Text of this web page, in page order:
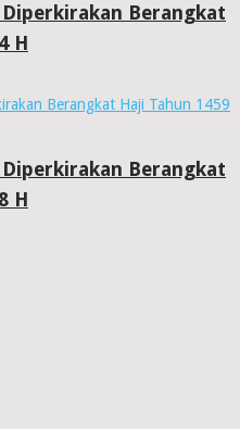
Berangkat
H
Berangkat
H